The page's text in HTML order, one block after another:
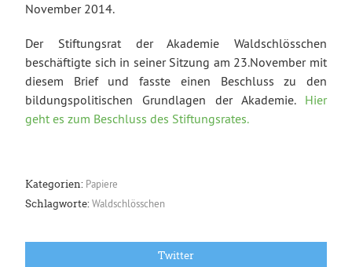
November 2014.
Der Stiftungsrat der Akademie Waldschlösschen
beschäftigte sich in seiner Sitzung am 23.November mit
diesem Brief und fasste einen Beschluss zu den
bildungspolitischen Grundlagen der Akademie. Hier
geht es zum Beschluss des Stiftungsrates.
Kategorien: Papiere
Schlagworte: Waldschlösschen
Twitter